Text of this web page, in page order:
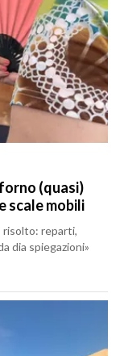
(quasi)
scale mobili
risolto: reparti,
dia spiegazioni»